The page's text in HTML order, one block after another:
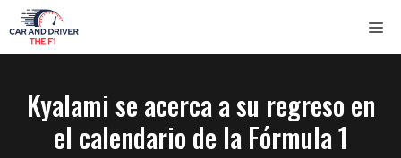
Saltar
al
contenido
Kyalami se acerca a su regreso en
el calendario de la Fórmula 1